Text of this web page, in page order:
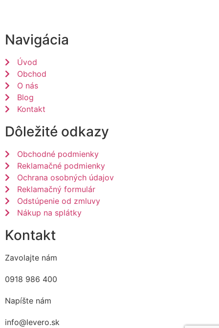
Navigácia
Úvod
Obchod
O nás
Blog
Kontakt
Dôležité odkazy
Obchodné podmienky
Reklamačné podmienky
Ochrana osobných údajov
Reklamačný formulár
Odstúpenie od zmluvy
Nákup na splátky
Kontakt
Zavolajte nám
0918 986 400
Napíšte nám
info@levero.sk